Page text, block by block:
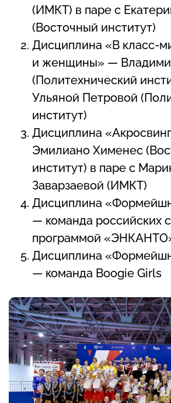
(ИМКТ) в паре с
(Восточный институт)
Дисциплина «В класс-
и женщины» —
(Политехнический
Ульяной Петровой
институт)
Дисциплина
Эмилиано Хименес
институт) в паре с
Заварзаевой (ИМКТ)
Дисциплина
— команда российских
программой
Дисциплина
— команда Boogie Girls